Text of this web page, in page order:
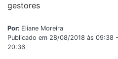
gestores
Por: Eliane Moreira
Publicado em 28/08/2018 às 09:38
20:36